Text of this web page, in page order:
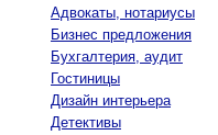
Адвокаты, нотариусы
Бизнес предложения
Бухгалтерия, аудит
Гостиницы
Дизайн интерьера
Детективы